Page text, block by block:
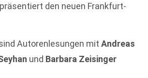
den neuen Frankfurt-
Autorenlesungen mit Andreas
und Barbara Zeisinger